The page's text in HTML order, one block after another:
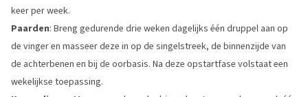
keer per week.
Paarden: Breng gedurende drie weken dagelijks één druppel aan op
de vinger en masseer deze in op de singelstreek, de binnenzijde van
de achterbenen en bij de oorbasis. Na deze opstartfase volstaat een
wekelijkse toepassing.